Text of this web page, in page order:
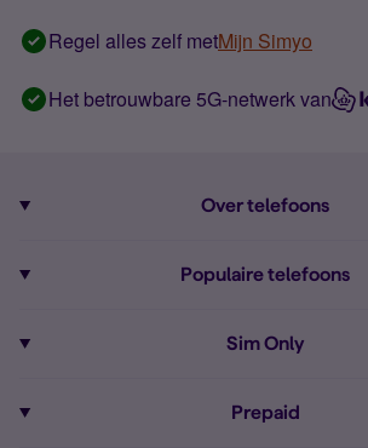
Regel alles zelf metMijn Simyo
Het betrouwbare 5G-netwerk van
Over telefoons
Alle telefoons
Populaire telefoons
iPhone 16
Sim Only
Prepaid